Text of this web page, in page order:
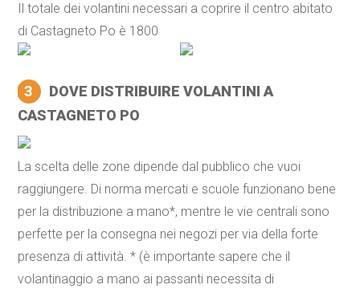
Il totale dei volantini necessari a coprire il centro abitato
di Castagneto Po è 1800
3
DOVE DISTRIBUIRE VOLANTINI A
CASTAGNETO PO
La scelta delle zone dipende dal pubblico che vuoi
raggiungere. Di norma mercati e scuole funzionano bene
per la distribuzione a mano*, mentre le vie centrali sono
perfette per la consegna nei negozi per via della forte
presenza di attività. * (è importante sapere che il
volantinaggio a mano ai passanti necessita di